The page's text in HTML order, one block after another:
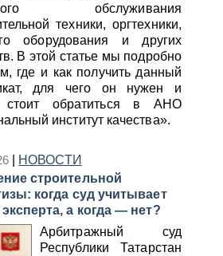
обслуживания
техники, оргтехники,
оборудования и других
В этой статье мы подробно
где и как получить данный
для чего он нужен и
стоит обратиться в АНО
институт качества».
|
НОВОСТИ
строительной
когда суд учитывает
а когда — нет?
Арбитражный суд
Республики Татарстан